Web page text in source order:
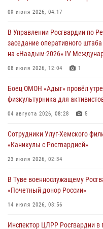
Сотрудники вневедомственной
29 июля 2026, 09:41
26 сигналов «Тревога» с
задержаний Росгвардии в Туве
В Туве офицер Росгвардии
забега
09 июля 2026, 04:17
В Управлении Росгвардии по
заседание оперативного
на «Наадым-2026» IV
08 июля 2026, 12:04 1
Боец ОМОН «Адыг» провёл
физкультурника для
04 августа 2026, 08:28 5
Сотрудники Улуг-Хемского
«Каникулы с Росгвардией»
23 июля 2026, 02:34
В Туве военнослужащему
«Почетный донор России»
14 июля 2026, 08:56
Инспектор ЦЛРР Росгвардии